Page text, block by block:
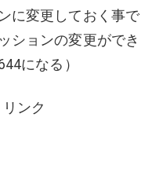
に変更しておく事で
ションの変更ができ
になる）
ンク